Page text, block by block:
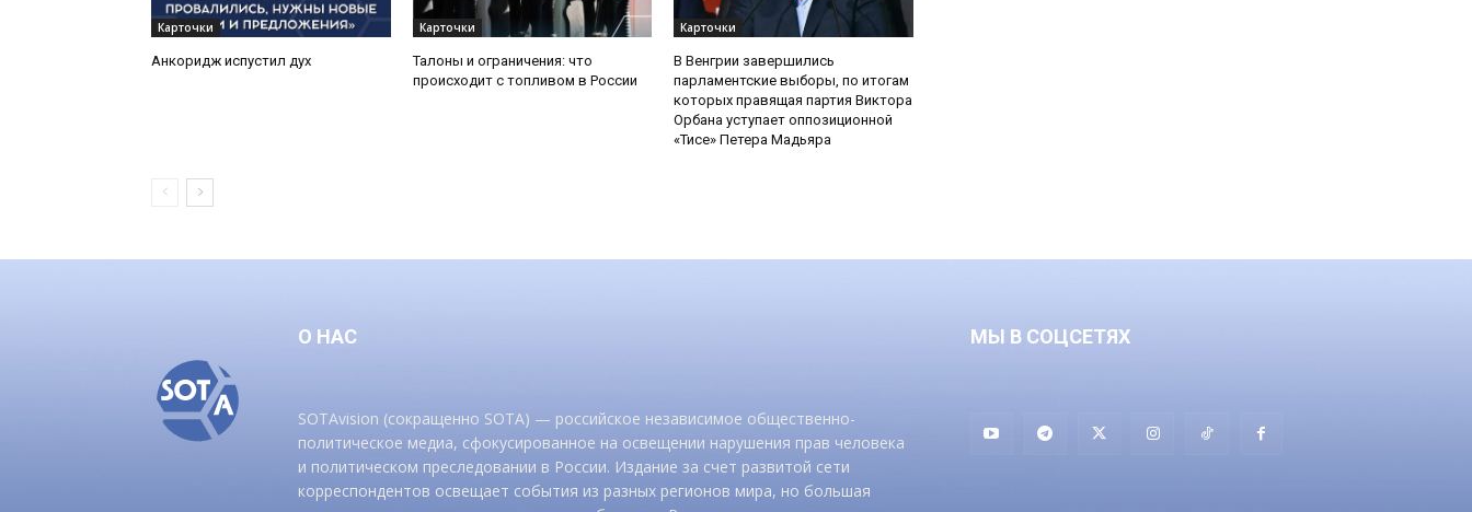
Карточки
Анкоридж испустил дух
Карточки
Талоны и ограничения: что
происходит с топливом в России
Карточки
В Венгрии завершились
парламентские выборы, по итогам
которых правящая партия Виктора
Орбана уступает оппозиционной
«Тисе» Петера Мадьяра
О НАС
SOTAvision (сокращенно SOTA) — российское независимое общественно-
политическое медиа, сфокусированное на освещении нарушения прав человека
и политическом преследовании в России. Издание за счет развитой сети
корреспондентов освещает события из разных регионов мира, но большая
МЫ В СОЦСЕТЯХ